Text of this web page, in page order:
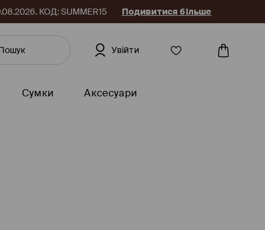
КОД: SUMMER15 Подивитися більше
Увійти
Сумки Аксесуари